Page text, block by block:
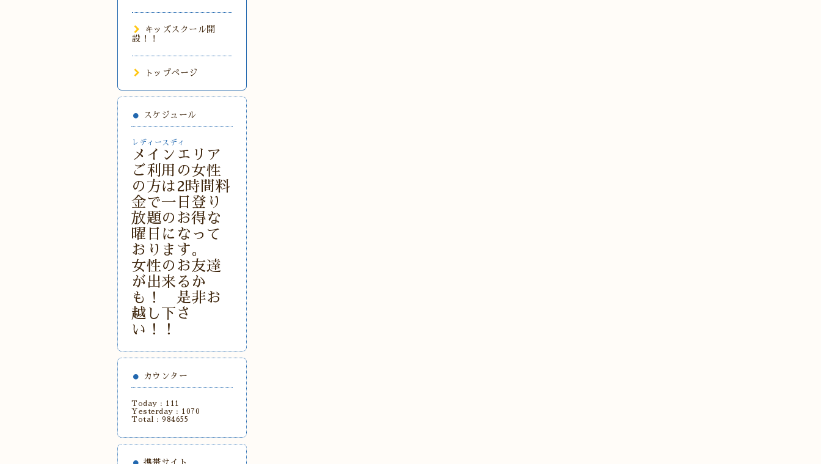
キッズスクール開
設！！
トップページ
スケジュール
レディースディ
メインエリア
ご利用の女性
の方は2時間料
金で一日登り
放題のお得な
曜日になって
おります。
女性のお友達
が出来るか
も！ 是非お
越し下さ
い！！
カウンター
Today : 111
Yesterday : 1070
Total : 984655
携帯サイト